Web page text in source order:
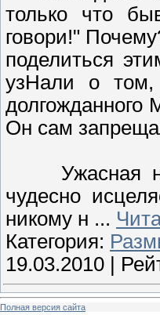
только что
говори!"
поделиться
узНали о
Он сам
Ужасная
чудесно
никому н ...
Категория:
19.03.2010 |
Полная версия сайта